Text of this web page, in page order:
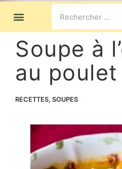
Soupe à
au poulet
RECETTES, SOUPES